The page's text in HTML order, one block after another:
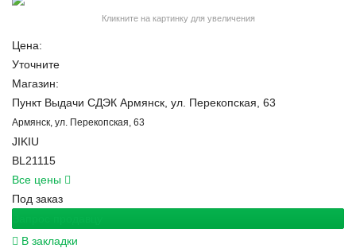
Кликните на картинку для увеличения
Цена:
Уточните
Магазин:
Пункт Выдачи СДЭК Армянск, ул. Перекопская, 63
Армянск, ул. Перекопская, 63
JIKIU
BL21115
Все цены
Под заказ
В закладки